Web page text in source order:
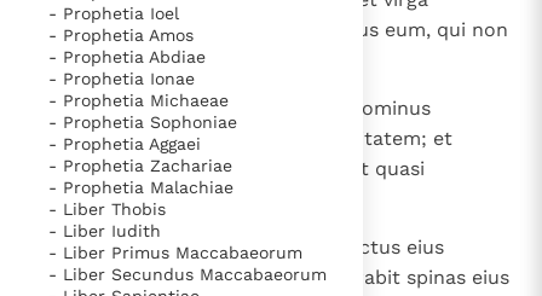
- Prophetia Ioel
- Prophetia Amos
- Prophetia Abdiae
- Prophetia Ionae
- Prophetia Michaeae
- Prophetia Sophoniae
- Prophetia Aggaei
- Prophetia Zachariae
- Prophetia Malachiae
- Liber Thobis
- Liber Iudith
- Liber Primus Maccabaeorum
- Liber Secundus Maccabaeorum
elevantem eam, et exaltet baculus eum, qui non
est lignum.
Propter hoc mittet Dominator, Dominus
exercituum, in pingues eius tenuitatem; et
subtus gloriam eius ardor ardebit quasi
combustio ignis.
Et erit Lumen Israel ignis, et Sanctus eius
flamma; et succendetur et devorabit spinas eius